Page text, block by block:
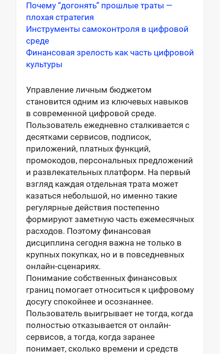
Почему “догонять” прошлые траты —
плохая стратегия
Инструменты самоконтроля в цифровой
среде
Финансовая зрелость как часть цифровой
культуры
Управление личным бюджетом
становится одним из ключевых навыков
в современной цифровой среде.
Пользователь ежедневно сталкивается с
десятками сервисов, подписок,
приложений, платных функций,
промокодов, персональных предложений
и развлекательных платформ. На первый
взгляд каждая отдельная трата может
казаться небольшой, но именно такие
регулярные действия постепенно
формируют заметную часть ежемесячных
расходов. Поэтому финансовая
дисциплина сегодня важна не только в
крупных покупках, но и в повседневных
онлайн-сценариях.
Понимание собственных финансовых
границ помогает относиться к цифровому
досугу спокойнее и осознаннее.
Пользователь выигрывает не тогда, когда
полностью отказывается от онлайн-
сервисов, а тогда, когда заранее
понимает, сколько времени и средств